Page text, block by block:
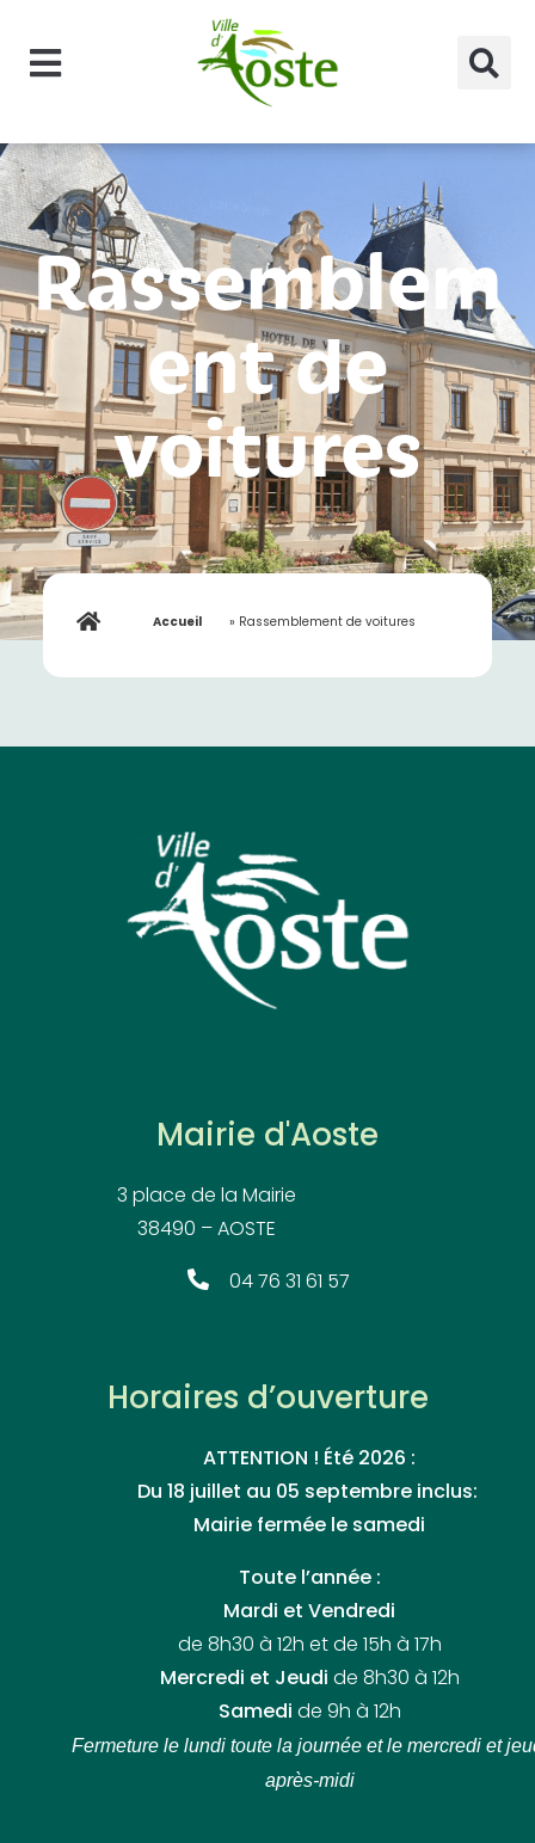
Rassemblem
ent de
voitures
Accueil » Rassemblement de voitures
Mairie d'Aoste
3 place de la Mairie
38490 – AOSTE
04 76 31 61 57
Horaires d’ouverture
ATTENTION ! Été 2026 :
Du 18 juillet au 05 septembre inclus:
Mairie fermée le samedi
Toute l’année :
Mardi et Vendredi
de 8h30 à 12h et de 15h à 17h
Mercredi et Jeudi de 8h30 à 12h
Samedi de 9h à 12h
Fermeture le lundi toute la journée et le mercredi et
après-midi